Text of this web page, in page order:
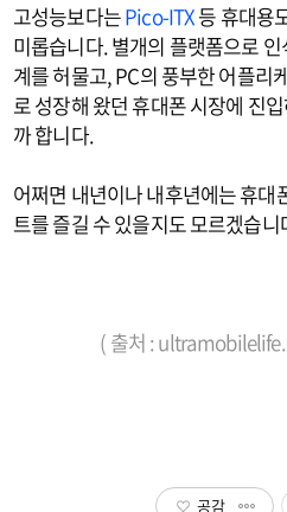
고성능보다는Pico-ITX등 휴대용
미롭습니다. 별개의 플랫폼으로
계를 허물고, PC의 풍부한 어플리
로 성장해 왔던 휴대폰 시장에 진
까 합니다.
어쩌면 내년이나 내후년에는 휴대
트를 즐길 수 있을지도 모르겠습니
( 출처 :
공감